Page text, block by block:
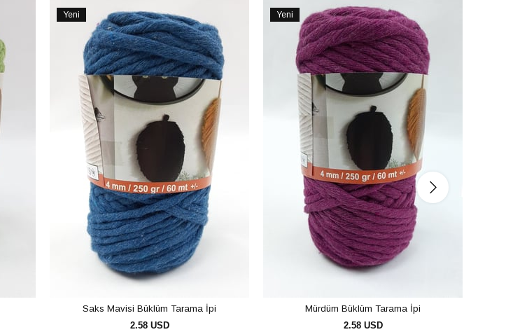
Yeni
Saks Mavisi Büklüm Tarama İpi
2.58 USD
Yeni
Mürdüm Büklüm Tarama İpi
2.58 USD